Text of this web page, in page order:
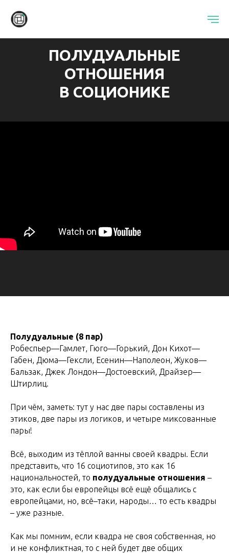
ПОЛУДУАЛЬНЫЕ
ОТНОШЕНИЯ
В СОЦИОНИКЕ
Полудуальные (8 пар)
Робеспьер—Гамлет, Гюго—Горький, Дон Кихот—
Габен, Дюма—Гексли, Есенин—Наполеон, Жуков—
Бальзак, Джек Лондон—Достоевский, Драйзер—
Штирлиц.
При чём, заметь: тут у нас две пары составлены из
этиков, две пары из логиков, и четыре миксованные
пары!
Всё, выходим из тёплой ванны своей квадры. Если
представить, что 16 социотипов, это как 16
национальностей, то полудуальные отношения –
это, как если бы европейцы всё ещё общались с
европейцами, но, всё–таки, народы… то есть квадры
– уже разные.
Как мы помним, если квадра не своя собственная, но
и не конфликтная, то с ней будет две общих